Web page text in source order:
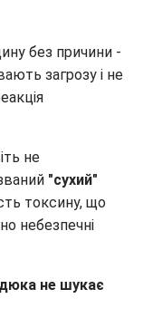
без причини -
загрозу і не
не
"сухий"
токсину, що
небезпечні
не шукає